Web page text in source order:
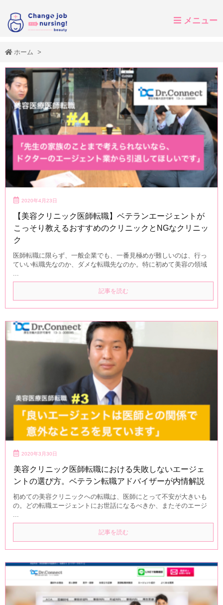
メニュー
ホーム >
2020年4月23日
【美容クリニック医師転職】ベテランエージェントが
こっそり教えるおすすめのクリニックとNGなクリニッ
ク
医師転職に限らず、一般企業でも、一番見極めが難しいのは、行っ
ていい転職先なのか、ダメな転職先なのか。特に初めて美容の領域
記事を読む
2020年3月30日
美容クリニック医師転職における失敗しないエージェ
ントの選び方。ベテラン転職アドバイザーが内情解説
初めての美容クリニックへの転職は、医師にとって不安が大きいも
の。どの転職エージェントにお世話になるべきか、またそのエージ
...
記事を読む